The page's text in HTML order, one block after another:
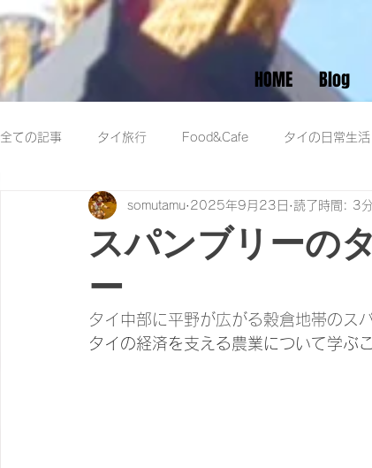
HOME Blog
全ての記事 タイ旅行 Food&Cafe タイの日常生活
スパンブリーの
ー
somutamu 2025年9月23日 読了時間: 3分
タイ中部に平野が広がる穀倉地帯のス
タイの経済を支える農業について学ぶ